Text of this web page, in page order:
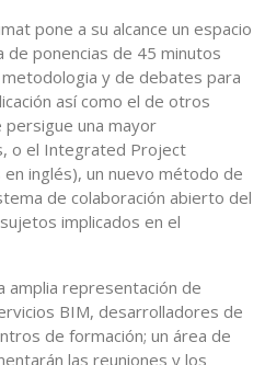
pone a su alcance un espacio
de ponencias de 45 minutos
y de debates para
así como el de otros
persigue una mayor
o el Integrated Project
inglés), un nuevo método de
de colaboración abierto del
implicados en el
amplia representación de
BIM, desarrolladores de
de formación; un área de
las reuniones y los